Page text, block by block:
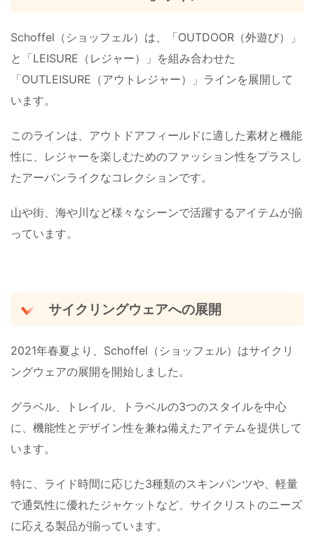
Schoffel（ショッフェル）は、「OUTDOOR（外遊び）」
と「LEISURE（レジャー）」を組み合わせた
「OUTLEISURE（アウトレジャー）」ラインを展開して
います。
このラインは、アウトドアフィールドに適した素材と機能
性に、レジャーを楽しむためのファッション性をプラスし
たアーバンライクなコレクションです。
山や街、海や川など様々なシーンで活躍するアイテムが揃
っています。
サイクリングウェアへの展開
2021年春夏より、Schoffel（ショッフェル）はサイクリ
ングウェアの展開を開始しました。
グラベル、トレイル、トラベルの3つのスタイルを中心
に、機能性とデザイン性を兼ね備えたアイテムを提供して
います。
特に、ライド時間に応じた3種類のスキンパンツや、軽量
で通気性に優れたジャケットなど、サイクリストのニーズ
に応える製品が揃っています。